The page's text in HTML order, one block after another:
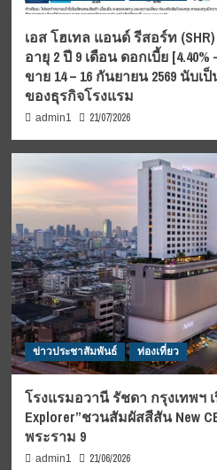
เอส โฮเทล แอนด์ รีสอร์ท
อายุ 2 ปี 9 เดือน ดอกเบี้ย
ขาย 14 – 16 กันยายน 2569 นับ
ของธุรกิจโรงแรม
admin1 21/07/2026
ข่าวประชาสัมพันธ์ ท่องเที่ยว
โรงแรมอวานี รัชดา กรุงเทพฯ
Explorer”ชวนสัมผัสสีสัน New
พระราม 9
admin1 21/06/2026